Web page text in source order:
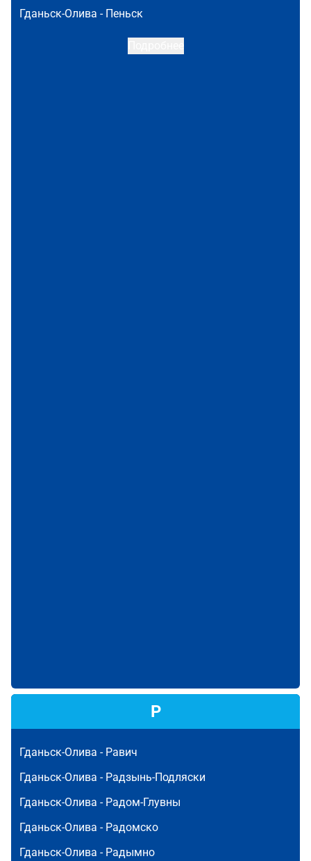
Гданьск-Олива - Пеньск
Р
Гданьск-Олива - Равич
Гданьск-Олива - Радзынь-Подляски
Гданьск-Олива - Радом-Глувны
Гданьск-Олива - Радомско
Гданьск-Олива - Радымно